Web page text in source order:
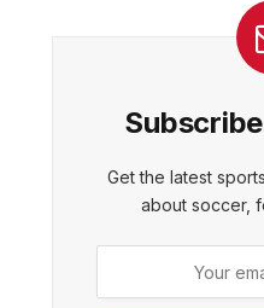
Get the latest
about soccer,